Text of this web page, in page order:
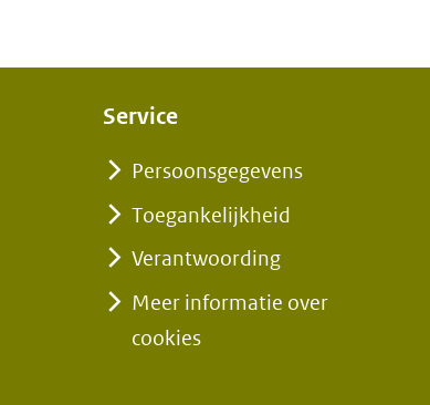
Service
Persoonsgegevens
Toegankelijkheid
Verantwoording
Meer informatie over
cookies